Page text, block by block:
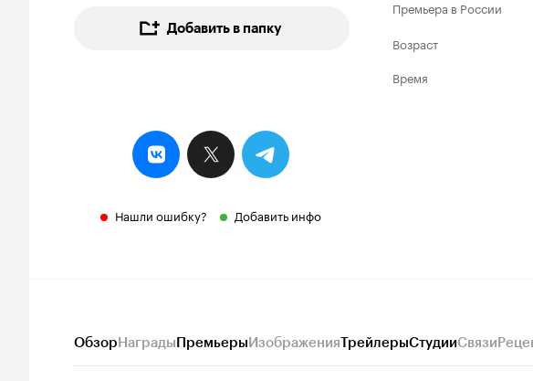
Добавить в папку
Нашли ошибку? Добавить инфо
Премьера в России
Возраст
Время
ОбзорНаградыПремьерыИзображенияТрейлерыСтудииСвязи